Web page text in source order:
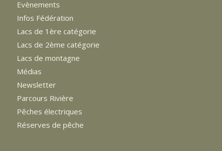
Evènements
Infos Fédération
Lacs de 1ère catégorie
Lacs de 2ème catégorie
Lacs de montagne
Médias
Newsletter
Parcours Rivière
Pêches électriques
Réserves de pêche